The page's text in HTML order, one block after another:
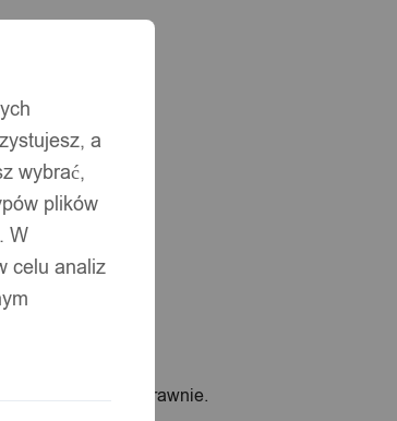
przebiegł sprawnie.
a
wybrać,
plików
W
celu analiz